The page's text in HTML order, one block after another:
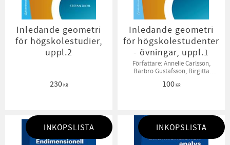
Inledande geometri
för högskolestudier,
uppl.2
230KR
Inledande geometri
för högskolestudenter
- övningar, uppl.1
Författare: Annelie Carlsson,
Barbro Gustafsson, Birgitta
100KR
INKÖPSLISTA INKÖPSLISTA